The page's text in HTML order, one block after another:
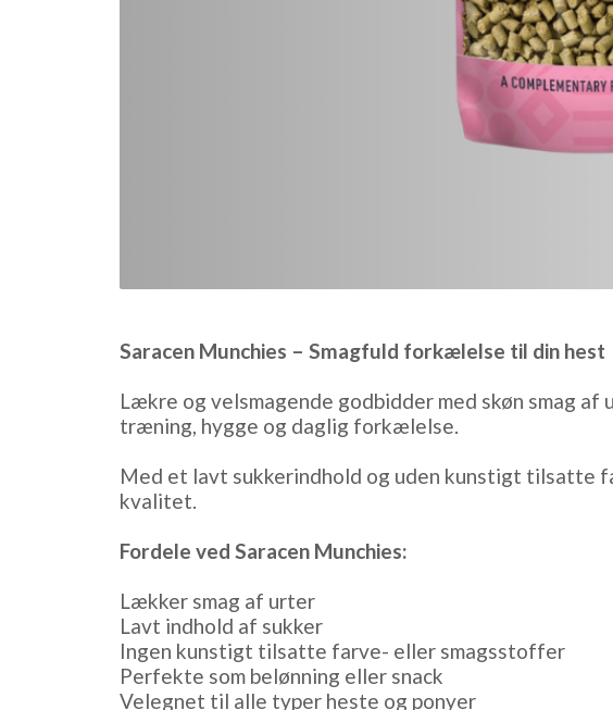
Saracen Munchies – Smagfuld forkælelse til din hest
Lækre og velsmagende godbidder med skøn smag
træning, hygge og daglig forkælelse.
Med et lavt sukkerindhold og uden kunstigt tilsatte
kvalitet.
Fordele ved Saracen Munchies:
Lækker smag af urter
Lavt indhold af sukker
Ingen kunstigt tilsatte farve- eller smagsstoffer
Perfekte som belønning eller snack
Velegnet til alle typer heste og ponyer